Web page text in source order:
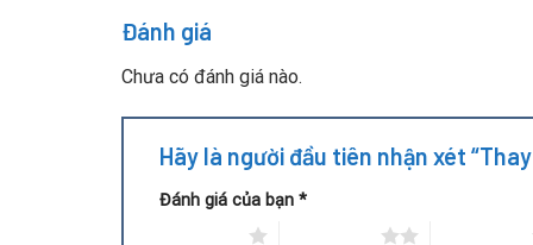
Đánh giá
Chưa có đánh giá nào.
Hãy là người đầu tiên nhận xét
Đánh giá của bạn *